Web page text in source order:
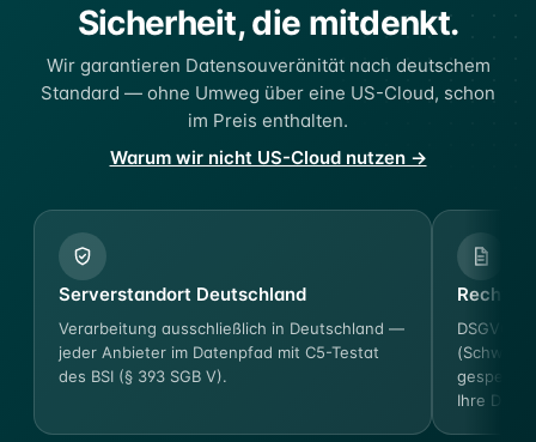
Sicherheit, die mitdenkt.
Wir garantieren Datensouveränität nach deutschem
Standard — ohne Umweg über eine US-Cloud, schon
im Preis enthalten.
Warum wir nicht US-Cloud nutzen →
Serverstandort Deutschland
Verarbeitung ausschließlich in Deutschland —
jeder Anbieter im Datenpfad mit C5-Testat
des BSI (§ 393 SGB V).
DSGVO-
Ihre